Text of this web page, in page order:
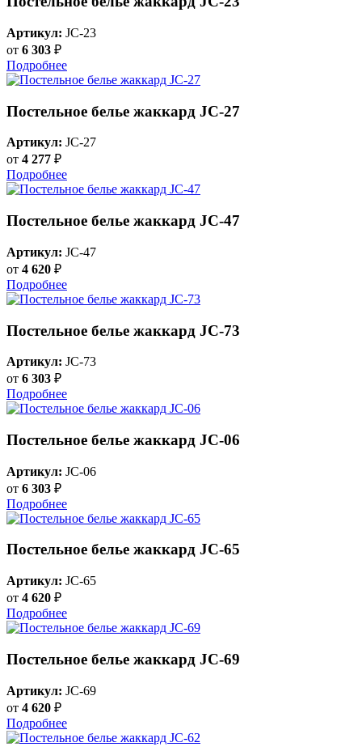
Артикул: JC-23
от 6 303 ₽
Подробнее
Постельное белье жаккард JC-27
Артикул: JC-27
от 4 277 ₽
Подробнее
Постельное белье жаккард JC-47
Артикул: JC-47
от 4 620 ₽
Подробнее
Постельное белье жаккард JC-73
Артикул: JC-73
от 6 303 ₽
Подробнее
Постельное белье жаккард JC-06
Артикул: JC-06
от 6 303 ₽
Подробнее
Постельное белье жаккард JC-65
Артикул: JC-65
от 4 620 ₽
Подробнее
Постельное белье жаккард JC-69
Артикул: JC-69
от 4 620 ₽
Подробнее